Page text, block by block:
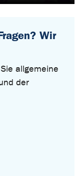
Wir
allgemeine
der